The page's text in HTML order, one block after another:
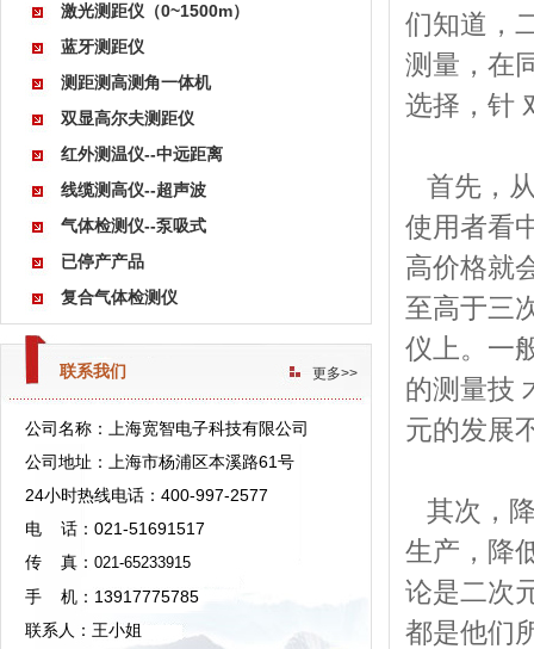
激光测距仪（0~1500m）
蓝牙测距仪
测距测高测角一体机
双显高尔夫测距仪
红外测温仪--中远距离
线缆测高仪--超声波
气体检测仪--泵吸式
已停产产品
复合气体检测仪
联系我们 更多>>
公司名称：上海宽智电子科技有限公司
公司地址：上海市杨浦区本溪路61号
24小时热线电话：400-997-2577
电 话：021-51691517
传 真： 021-65233915
手 机：13917775785
联系人：王小姐
们知道，
测量，在
选择，针
首先，
使用者看
高价格就
至高于三
仪上。一
的测量技
元的发展
其次，
生产，降
论是二次
都是他们